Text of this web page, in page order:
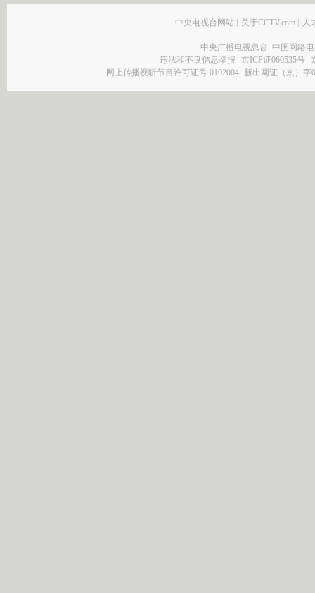
中央电视台网站 关于CCTV.com 人
中央广播电视总台 中国网络
违法和不良信息举报
京ICP证060535号
网上传播视听节目许可证号 0102004 新出网证（京）